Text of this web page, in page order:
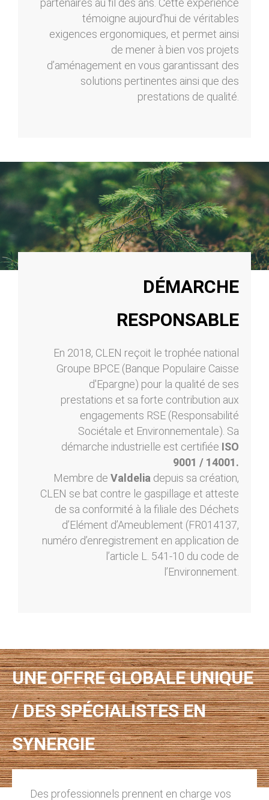
partenaires au fil des ans. Cette expérience
témoigne aujourd’hui de véritables
exigences ergonomiques, et permet ainsi
de mener à bien vos projets
d’aménagement en vous garantissant des
solutions pertinentes ainsi que des
prestations de qualité.
DÉMARCHE
RESPONSABLE
En 2018, CLEN reçoit le trophée national
Groupe BPCE (Banque Populaire Caisse
d'Epargne) pour la qualité de ses
prestations et sa forte contribution aux
engagements RSE (Responsabilité
Sociétale et Environnementale). Sa
démarche industrielle est certifiée ISO
9001 / 14001.
Membre de Valdelia depuis sa création,
CLEN se bat contre le gaspillage et atteste
de sa conformité à la filiale des Déchets
d’Elément d’Ameublement (FR014137,
numéro d’enregistrement en application de
l’article L. 541-10 du code de
l’Environnement.
UNE OFFRE GLOBALE UNIQUE
/ DES SPÉCIALISTES EN
SYNERGIE
Des professionnels prennent en charge vos